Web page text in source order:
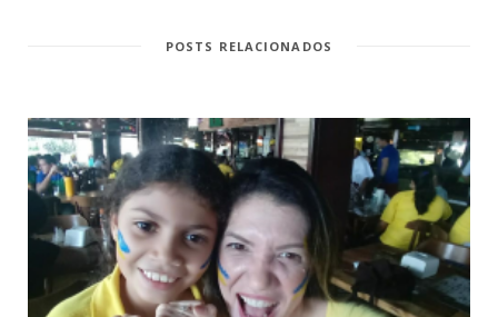
POSTS RELACIONADOS